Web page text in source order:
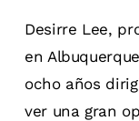
Desirre Lee,
en
ocho años
ver una gran